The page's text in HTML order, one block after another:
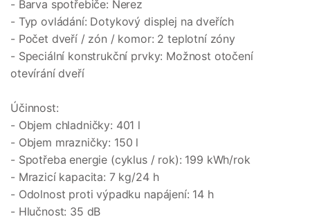
- Barva spotřebiče: Nerez
- Typ ovládání: Dotykový displej na dveřích
- Počet dveří / zón / komor: 2 teplotní zóny
- Speciální konstrukční prvky: Možnost otočení
otevírání dveří
Účinnost:
- Objem chladničky: 401 l
- Objem mrazničky: 150 l
- Spotřeba energie (cyklus / rok): 199 kWh/rok
- Mrazicí kapacita: 7 kg/24 h
- Odolnost proti výpadku napájení: 14 h
- Hlučnost: 35 dB